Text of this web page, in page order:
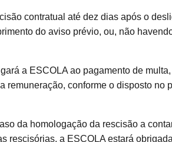
contratual até dez dias após o
do aviso prévio, ou, não
a ESCOLA ao pagamento de
conforme o disposto no
da homologação da rescisão a
rescisórias, a ESCOLA estará